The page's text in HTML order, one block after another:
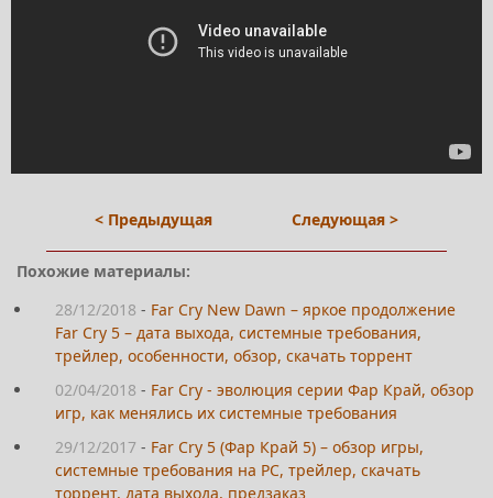
< Предыдущая Следующая >
Похожие материалы:
28/12/2018 - Far Cry New Dawn – яркое продолжение
Far Cry 5 – дата выхода, системные требования,
трейлер, особенности, обзор, скачать торрент
02/04/2018 - Far Cry - эволюция серии Фар Край, обзор
игр, как менялись их системные требования
29/12/2017 - Far Cry 5 (Фар Край 5) – обзор игры,
системные требования на PC, трейлер, скачать
торрент, дата выхода, предзаказ